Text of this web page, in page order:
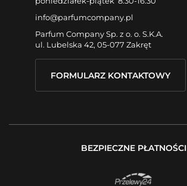
info@parfumcompany.pl
Parfum Company Sp. z o. o. S.K.A.
ul. Lubelska 42, 05-077 Zakręt
FORMULARZ KONTAKTOWY
BEZPIECZNE PŁATNOŚCI